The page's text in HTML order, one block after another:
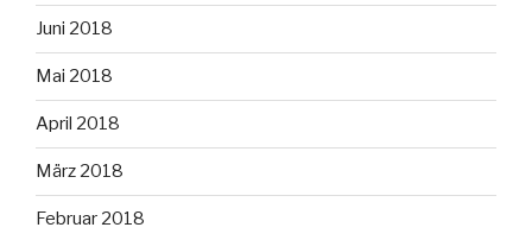
Juni 2018
Mai 2018
April 2018
März 2018
Februar 2018